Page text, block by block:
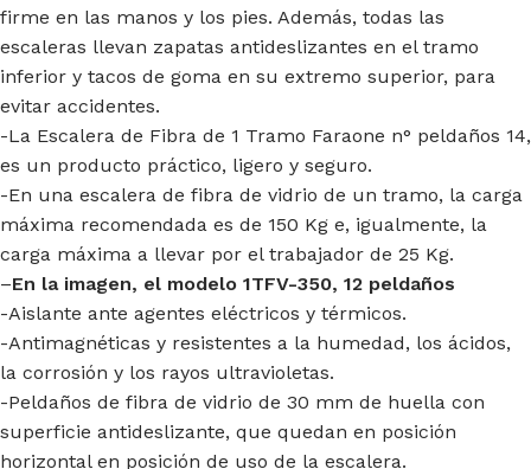
firme en las manos y los pies. Además, todas las
escaleras llevan zapatas antideslizantes en el tramo
inferior y tacos de goma en su extremo superior, para
evitar accidentes.
-La Escalera de Fibra de 1 Tramo Faraone n° peldaños 14,
es un producto práctico, ligero y seguro.
-En una escalera de fibra de vidrio de un tramo, la carga
máxima recomendada es de 150 Kg e, igualmente, la
carga máxima a llevar por el trabajador de 25 Kg.
–En la imagen, el modelo 1TFV-350, 12 peldaños
-Aislante ante agentes eléctricos y térmicos.
-Antimagnéticas y resistentes a la humedad, los ácidos,
la corrosión y los rayos ultravioletas.
-Peldaños de fibra de vidrio de 30 mm de huella con
superficie antideslizante, que quedan en posición
horizontal en posición de uso de la escalera.